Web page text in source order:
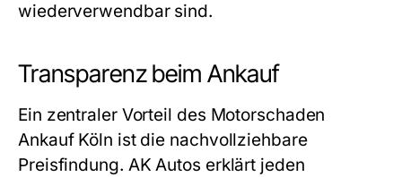
wiederverwendbar sind.
Transparenz beim Ankauf
Ein zentraler Vorteil des Motorschaden
Ankauf Köln ist die nachvollziehbare
Preisfindung. AK Autos erklärt jeden